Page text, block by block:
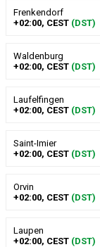
Frenkendorf
+02:00, CEST (DST)
Waldenburg
+02:00, CEST (DST)
Laufelfingen
+02:00, CEST (DST)
Saint-Imier
+02:00, CEST (DST)
Orvin
+02:00, CEST (DST)
Laupen
+02:00, CEST (DST)